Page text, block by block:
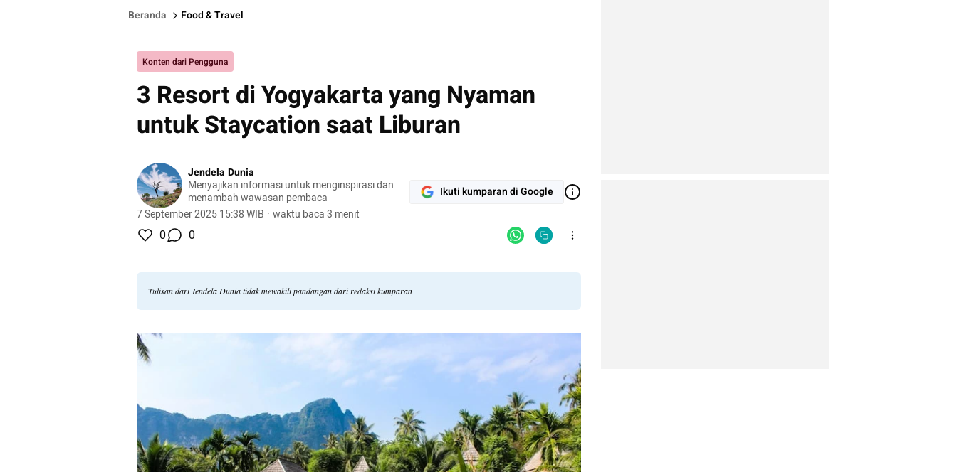
Beranda Food & Travel
Konten dari Pengguna
3 Resort di Yogyakarta yang Nyaman
untuk Staycation saat Liburan
Jendela Dunia
Menyajikan informasi untuk menginspirasi dan
menambah wawasan pembaca
7 September 2025 15:38 WIB · waktu baca 3 menit
Ikuti kumparan di Google
0 0
Tulisan dari Jendela Dunia tidak mewakili pandangan dari redaksi kumparan